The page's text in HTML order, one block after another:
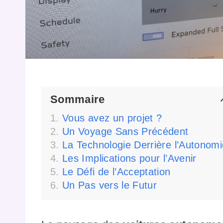
Sommaire
Vous avez un projet ?
Un Voyage Sans Précédent
La Technologie Derrière
Les Implications pour l’Avenir
Le Défi de l’Acceptation
Un Pas vers le Futur